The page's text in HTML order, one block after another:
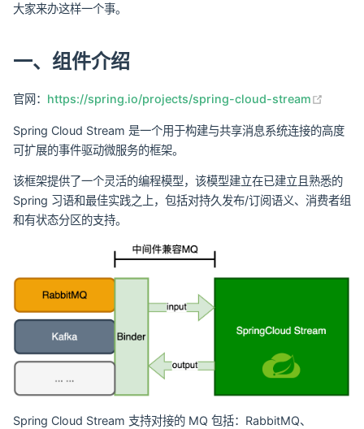
大家来办这样一个事。
一、组件介绍
官网： https://spring.io/projects/spring-cloud-stream
Spring Cloud Stream 是一个用于构建与共享消息系统连接的高度
可扩展的事件驱动微服务的框架。
该框架提供了一个灵活的编程模型，该模型建立在已建立且熟悉的
Spring 习语和最佳实践之上，包括对持久发布/订阅语义、消费者组
和有状态分区的支持。
Spring Cloud Stream 支持对接的 MQ 包括：RabbitMQ、